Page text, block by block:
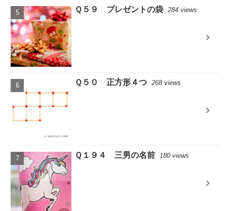
Ｑ５９ プレゼントの袋 284 views
Ｑ５０ 正方形４つ 268 views
Ｑ１９４ 三男の名前 180 views